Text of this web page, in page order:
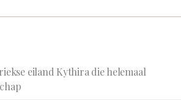
eiland Kythira die helemaal